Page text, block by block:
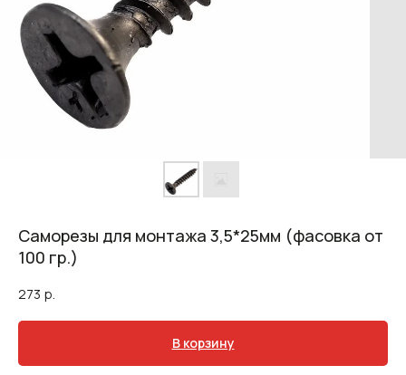
Саморезы для монтажа 3,5*25мм (фасовка от
100 гр.)
273 р.
В корзину